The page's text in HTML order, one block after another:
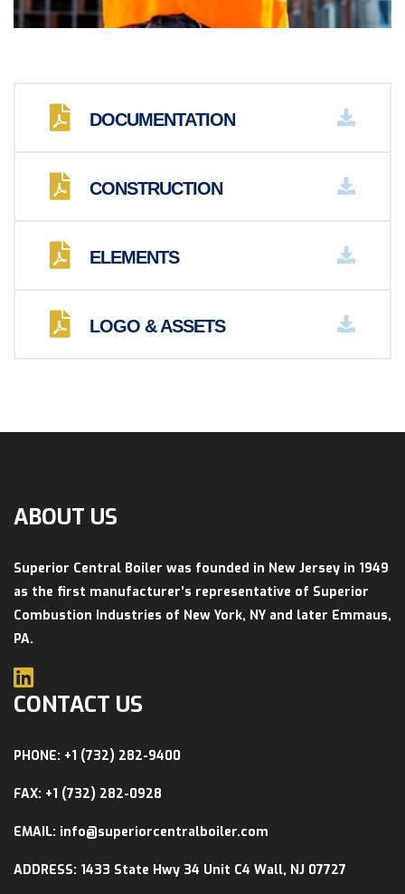
DOCUMENTATION
CONSTRUCTION
ELEMENTS
LOGO & ASSETS
ABOUT US
Superior Central Boiler was founded in New Jersey in 1949
as the first manufacturer’s representative of Superior
Combustion Industries of New York, NY and later Emmaus,
PA.
CONTACT US
PHONE: +1 (732) 282-9400
FAX: +1 (732) 282-0928
EMAIL: info@superiorcentralboiler.com
ADDRESS: 1433 State Hwy 34 Unit C4 Wall, NJ 07727